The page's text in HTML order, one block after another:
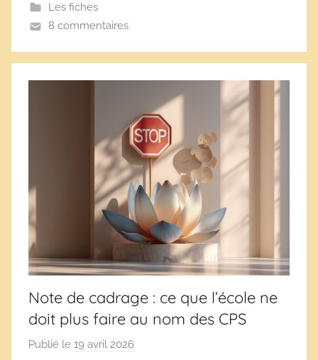
Les fiches
8 commentaires
Note de cadrage : ce que l’école ne
doit plus faire au nom des CPS
Publié le 19 avril 2026